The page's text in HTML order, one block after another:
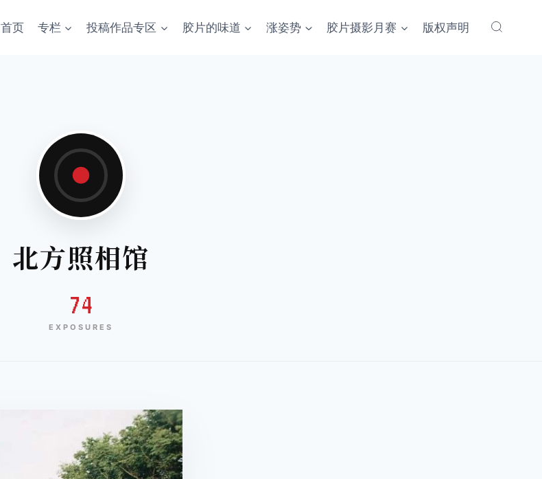
首页 专栏 投稿作品专区 胶片的味道 涨姿势 胶片摄影月赛 版权声明
北方照相馆
74
EXPOSURES